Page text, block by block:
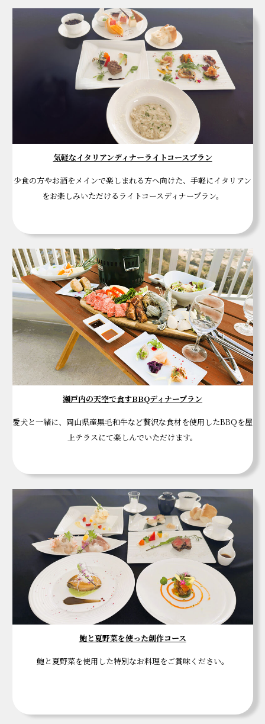
気軽なイタリアンディナーライトコースプラン
少食の方やお酒をメインで楽しまれる方へ向けた、手軽にイタリアン
をお楽しみいただけるライトコースディナープラン。
瀬戸内の天空で食すBBQディナープラン
愛犬と一緒に、岡山県産黒毛和牛など贅沢な食材を使用したBBQを屋
上テラスにて楽しんでいただけます。
鮑と夏野菜を使った創作コース
鮑と夏野菜を使用した特別なお料理をご賞味ください。